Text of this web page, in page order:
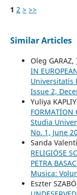
1 2 > >>
Similar Articles
Oleg GARAZ,
IN
Universitatis
Issue 2,
Yuliya
FORMATİON
Studia
No. 1, June
Sanda
RELIGIÖSE
PETRA
Musica:
Eszter